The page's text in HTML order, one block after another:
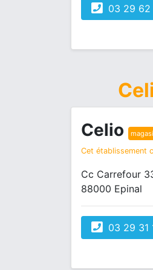
03 29
Celio
Cet établissement
Cc Carrefour
88000 Epinal
03 29 31